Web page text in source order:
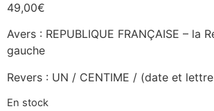
49,00€
Avers : REPUBLIQUE FRANÇAISE – la
gauche
Revers : UN / CENTIME / (date et lettre
En stock